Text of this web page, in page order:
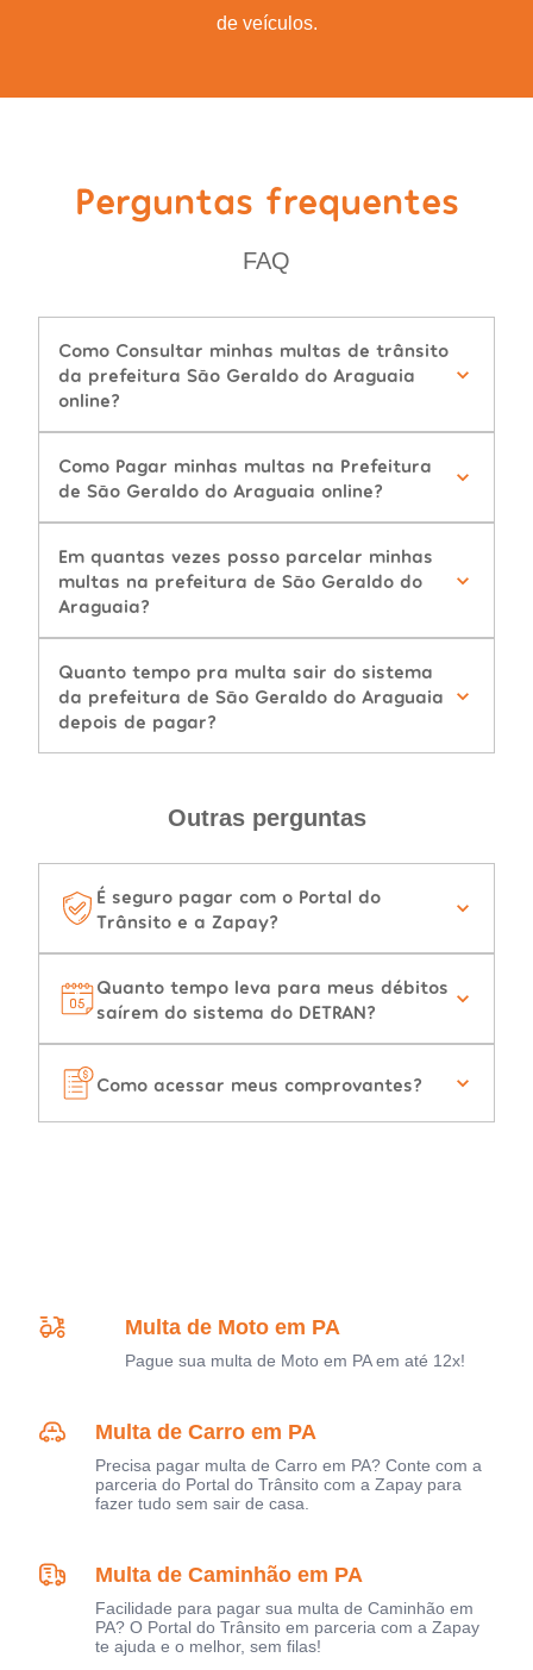
de veículos.
Perguntas frequentes
FAQ
Como Consultar minhas multas de trânsito
da prefeitura São Geraldo do Araguaia
online?
Como Pagar minhas multas na Prefeitura
de São Geraldo do Araguaia online?
Em quantas vezes posso parcelar minhas
multas na prefeitura de São Geraldo do
Araguaia?
Quanto tempo pra multa sair do sistema
da prefeitura de São Geraldo do Araguaia
depois de pagar?
Outras perguntas
É seguro pagar com o Portal do
Trânsito e a Zapay?
Quanto tempo leva para meus débitos
saírem do sistema do DETRAN?
Como acessar meus comprovantes?
Multa de Moto em PA
Pague sua multa de Moto em PA em até 12x!
Multa de Carro em PA
Precisa pagar multa de Carro em PA? Conte com a
parceria do Portal do Trânsito com a Zapay para
fazer tudo sem sair de casa.
Multa de Caminhão em PA
Facilidade para pagar sua multa de Caminhão em
PA? O Portal do Trânsito em parceria com a Zapay
te ajuda e o melhor, sem filas!